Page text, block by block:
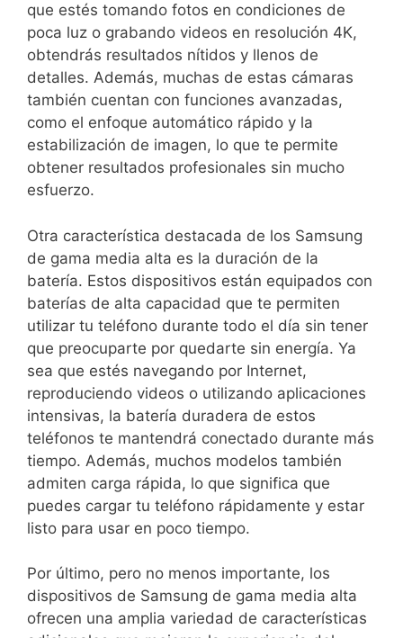
‍que⁢ estés tomando ‌fotos en condiciones‍ de
poca luz⁤ o grabando videos ⁢en​ resolución 4K,
obtendrás resultados nítidos y llenos de
detalles. Además, muchas de‍ estas cámaras
también cuentan‌ con funciones avanzadas,
como el enfoque automático rápido y la
estabilización de imagen, lo ‍que te permite
obtener‌ resultados profesionales sin​ mucho
esfuerzo.
Otra característica destacada de los Samsung
‍de ‌gama media alta es‍ la duración de ​la
batería. Estos dispositivos ‍están equipados⁢ con
baterías de ​alta ‌capacidad que te permiten
utilizar tu‍ teléfono durante todo el día sin tener
que preocuparte por quedarte ​sin energía. Ya
sea que ‌estés⁤ navegando por Internet,
reproduciendo videos o utilizando aplicaciones
‌intensivas, ⁤la batería duradera de estos
⁢teléfonos⁣ te ​mantendrá conectado durante más
tiempo. Además, muchos modelos también
admiten ⁣carga rápida, ⁣lo que significa que ​
puedes⁢ cargar tu teléfono rápidamente y estar
⁤listo​ para usar⁤ en poco tiempo.
Por último,​ pero no‍ menos importante, los
dispositivos de Samsung de gama⁣ media alta ​
ofrecen​ una ‌amplia⁢ variedad ⁣de características